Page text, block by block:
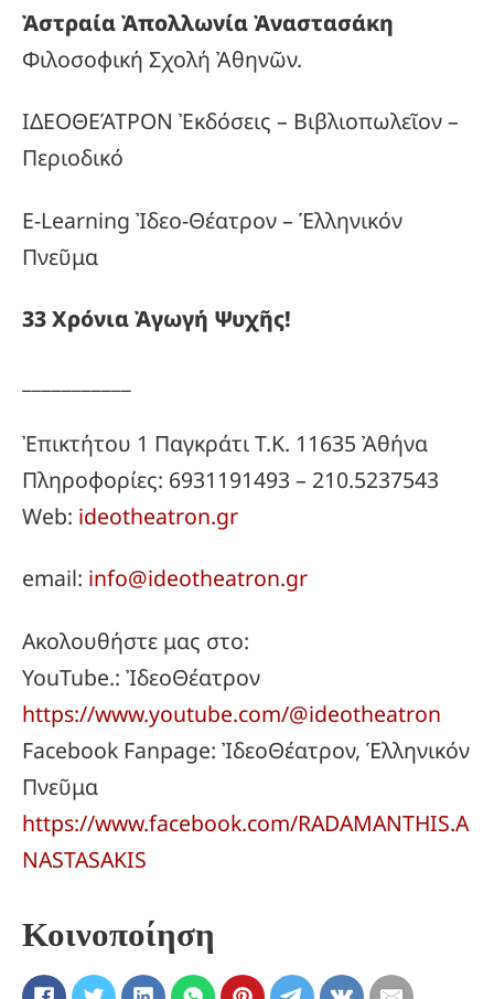
Ἀστραία Ἀπολλωνία Ἀναστασάκη
Φιλοσοφική Σχολή Ἀθηνῶν.
ΙΔΕΟΘΕΆΤΡΟΝ Ἐκδόσεις – Βιβλιοπωλεῖον –
Περιοδικό
E-Learning Ἰδεο-Θέατρον – Ἑλληνικόν
Πνεῦμα
33ΧρόνιαἈγωγή Ψυχῆς!
Ἐπικτήτου 1 Παγκράτι Τ.Κ. 11635 Ἀθήνα
Πληροφορίες: 6931191493 – 210.5237543
Web: ideotheatron.gr
email: info@ideotheatron.gr
Ακολουθήστε μας στο:
YouTube.: ἸδεοΘέατρον
https://www.youtube.com/@ideotheatron
Facebook Fanpage: ἸδεοΘέατρον, Ἑλληνικόν
Πνεῦμα
https://www.facebook.com/RADAMANTHIS.A
NASTASAKIS
Κοινοποίηση